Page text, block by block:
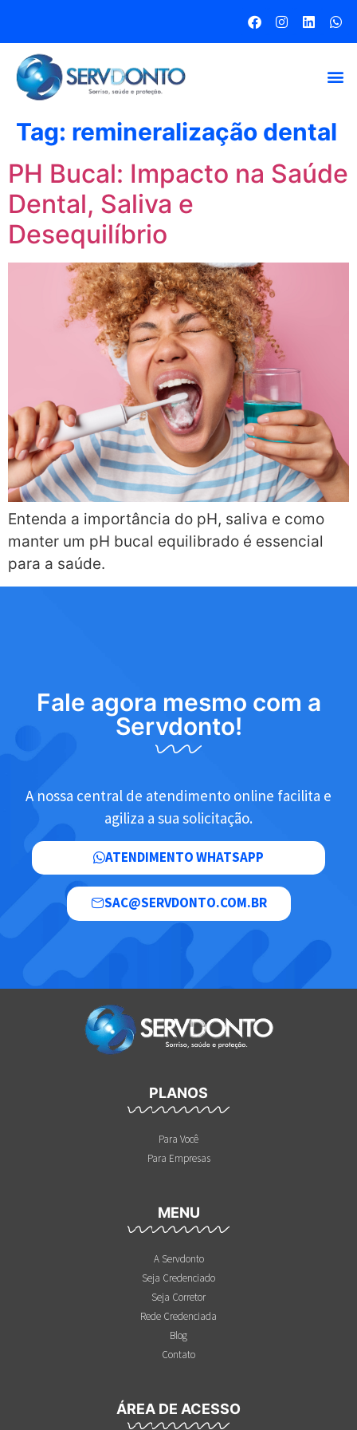
Tag: remineralização dental
PH Bucal: Impacto na Saúde
Dental, Saliva e
Desequilíbrio
Entenda a importância do pH, saliva e como
manter um pH bucal equilibrado é essencial
para a saúde.
Fale agora mesmo com a
Servdonto!
A nossa central de atendimento online facilita e
agiliza a sua solicitação.
ATENDIMENTO WHATSAPP
SAC@SERVDONTO.COM.BR
PLANOS
Para Você
Para Empresas
MENU
A Servdonto
Seja Credenciado
Seja Corretor
Rede Credenciada
Blog
Contato
ÁREA DE ACESSO